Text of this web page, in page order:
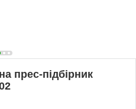
прес-підбірник